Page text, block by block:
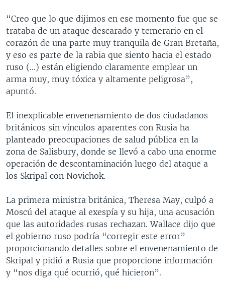
“Creo que lo que dijimos en ese momento fue que se
trataba de un ataque descarado y temerario en el
corazón de una parte muy tranquila de Gran Bretaña,
y eso es parte de la rabia que siento hacia el estado
ruso (...) están eligiendo claramente emplear un
arma muy, muy tóxica y altamente peligrosa”,
apuntó.
El inexplicable envenenamiento de dos ciudadanos
británicos sin vínculos aparentes con Rusia ha
planteado preocupaciones de salud pública en la
zona de Salisbury, donde se llevó a cabo una enorme
operación de descontaminación luego del ataque a
los Skripal con Novichok.
La primera ministra británica, Theresa May, culpó a
Moscú del ataque al exespía y su hija, una acusación
que las autoridades rusas rechazan. Wallace dijo que
el gobierno ruso podría “corregir este error”
proporcionando detalles sobre el envenenamiento de
Skripal y pidió a Rusia que proporcione información
y “nos diga qué ocurrió, qué hicieron”.